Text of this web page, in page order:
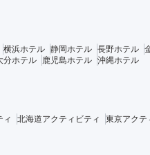
横浜ホテル 静岡ホテル 長野ホテル
分ホテル 鹿児島ホテル 沖縄ホテル
ィ 北海道アクティビティ 東京アクテ